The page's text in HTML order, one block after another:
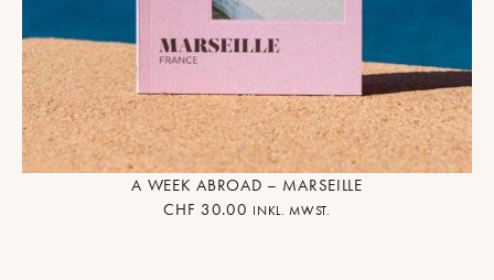
A WEEK ABROAD – MARSEILLE
CHF 30.00 INKL. MWST.